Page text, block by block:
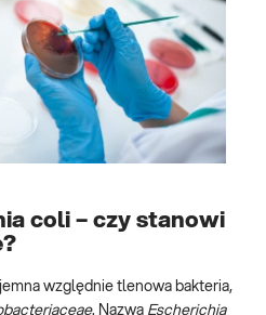
coli – czy stanowi
względnie tlenowa bakteria,
. Nazwa Escherichia